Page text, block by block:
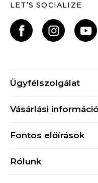
LET’S SOCIALIZE
Ügyfélszolgálat
online@buzzsneakers.hu
Vásárlási
Visszatérítések
Fontos előírások
Rólunk